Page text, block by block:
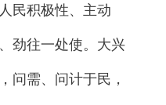
积极性、主动
劲往一处使。大兴
问需、问计于民，